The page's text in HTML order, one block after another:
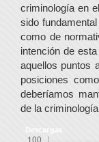
criminología en
sido
como de
intención de
aquellos puntos
posiciones
deberíamos
de la
Descargas